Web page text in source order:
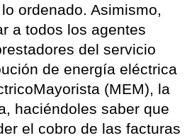
ordenado. Asimismo,
a todos los agentes
del servicio
de energía eléctrica
(MEM), la
haciéndoles saber que
el cobro de las facturas